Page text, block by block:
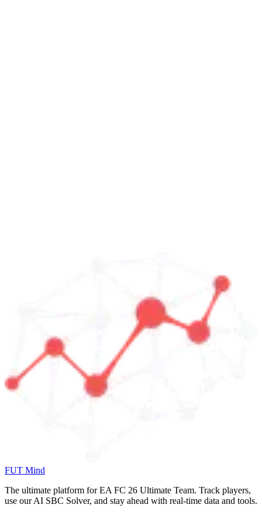
FUT Mind
The ultimate platform for EA FC 26 Ultimate Team. Track players,
use our AI SBC Solver, and stay ahead with real-time data and tools.